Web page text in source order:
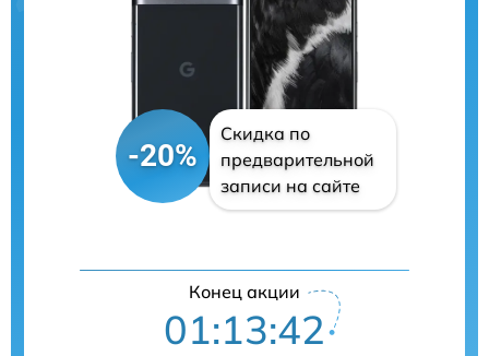
-20%
Скидка по
предварительной
записи на сайте
Конец акции
01:13:41